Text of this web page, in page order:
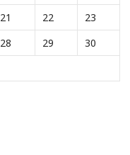
21 22
23
28 29
30